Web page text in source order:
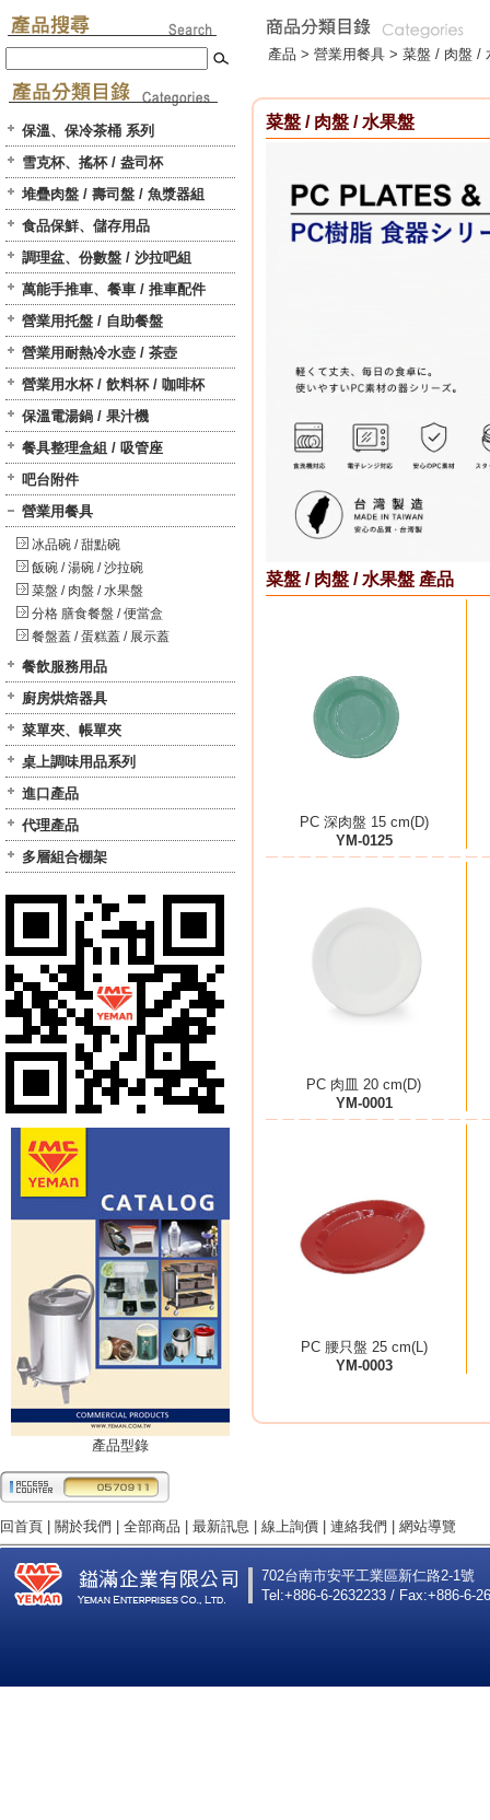
保溫、保冷茶桶 系列
雪克杯、搖杯 / 盎司杯
堆疊肉盤 / 壽司盤 / 魚漿器組
食品保鮮、儲存用品
調理盆、份數盤 / 沙拉吧組
萬能手推車、餐車 / 推車配件
營業用托盤 / 自助餐盤
營業用耐熱冷水壺 / 茶壺
營業用水杯 / 飲料杯 / 咖啡杯
保溫電湯鍋 / 果汁機
餐具整理盒組 / 吸管座
吧台附件
營業用餐具
冰品碗 / 甜點碗
飯碗 / 湯碗 / 沙拉碗
菜盤 / 肉盤 / 水果盤
分格 膳食餐盤 / 便當盒
餐盤蓋 / 蛋糕蓋 / 展示蓋
餐飲服務用品
廚房烘焙器具
菜單夾、帳單夾
桌上調味用品系列
進口產品
代理產品
多層組合棚架
產品型錄
產品 > 營業用餐具 > 菜盤 / 肉盤 /
菜盤 / 肉盤 / 水果盤
菜盤 / 肉盤 / 水果盤 產品
PC 深肉盤 15 cm(D)
YM-0125
PC 肉皿 20 cm(D)
YM-0001
PC 腰只盤 25 cm(L)
YM-0003
回首頁 | 關於我們 | 全部商品 | 最新訊息 | 線上詢價 | 連絡我們 | 網站導覽
702台南市安平工業區新仁路2-1號
Tel:+886-6-2632233 / Fax:+886-6-